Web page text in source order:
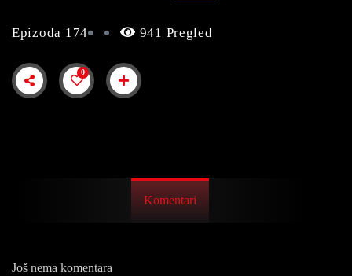
Epizoda 174 941 Pregled
0
Komentari
Još nema komentara